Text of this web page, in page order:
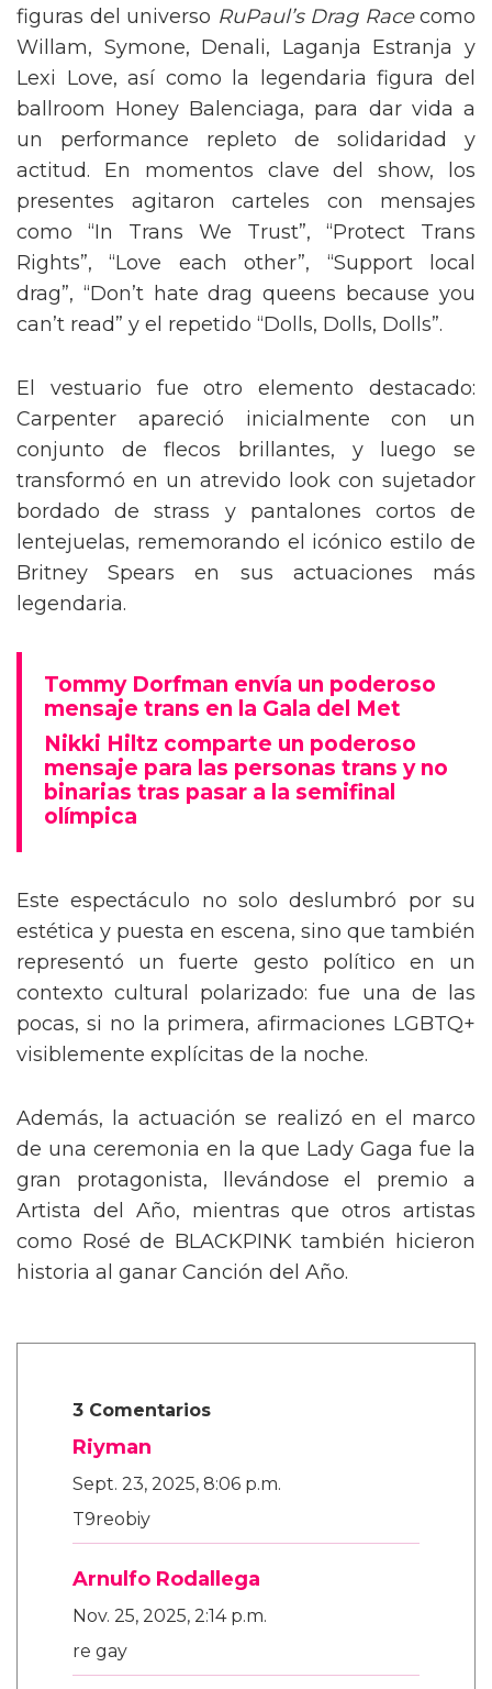
figuras del universo RuPaul’s Drag Racecomo
Willam, Symone, Denali, Laganja Estranja y
Lexi Love, así como la legendaria figura del
ballroom Honey Balenciaga, para dar vida a
un performance repleto de solidaridad y
actitud. En momentos clave del show, los
presentes agitaron carteles con mensajes
como “In Trans We Trust”, “Protect Trans
Rights”, “Love each other”, “Support local
drag”, “Don’t hate drag queens because you
can’t read” y el repetido “Dolls, Dolls, Dolls”.
El vestuario fue otro elemento destacado:
Carpenter apareció inicialmente con un
conjunto de flecos brillantes, y luego se
transformó en un atrevido look con sujetador
bordado de strass y pantalones cortos de
lentejuelas, rememorando el icónico estilo de
Britney Spears en sus actuaciones más
legendaria.
Tommy Dorfman envía un poderoso
mensaje trans en la Gala del Met
Nikki Hiltz comparte un poderoso
mensaje para las personas trans y no
binarias tras pasar a la semifinal
olímpica
Este espectáculo no solo deslumbró por su
estética y puesta en escena, sino que también
representó un fuerte gesto político en un
contexto cultural polarizado: fue una de las
pocas, si no la primera, afirmaciones LGBTQ+
visiblemente explícitas de la noche.
Además, la actuación se realizó en el marco
de una ceremonia en la que Lady Gaga fue la
gran protagonista, llevándose el premio a
Artista del Año, mientras que otros artistas
como Rosé de BLACKPINK también hicieron
historia al ganar Canción del Año.
3 Comentarios
Riyman
Sept. 23, 2025, 8:06 p.m.
T9reobiy
Arnulfo Rodallega
Nov. 25, 2025, 2:14 p.m.
re gay